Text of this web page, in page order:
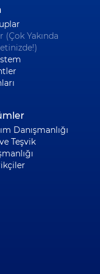
(Çok Yakında
Danışmanlığı
Teşvik